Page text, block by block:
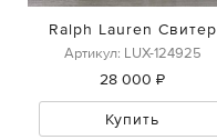
Ralph Lauren Свитер
Артикул: LUX-124925
28 000 ₽
Купить